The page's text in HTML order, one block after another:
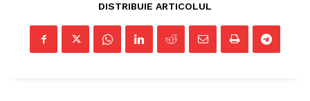
DISTRIBUIE ARTICOLUL